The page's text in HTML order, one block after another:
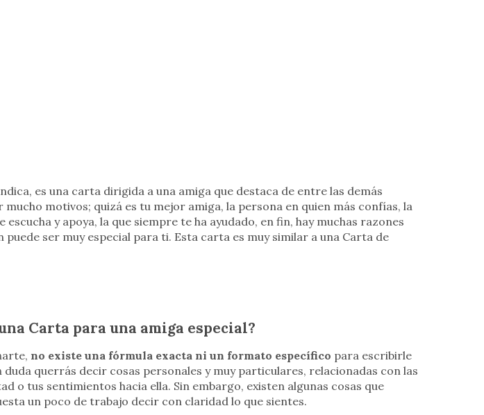
es una carta dirigida a una amiga que destaca de entre las demás
mucho motivos; quizá es tu mejor amiga, la persona en quien más confías, la
escucha y apoya, la que siempre te ha ayudado, en fin, hay muchas razones
puede ser muy especial para ti. Esta carta es muy similar a una Carta de
Carta para una amiga especial?
no existe una fórmula exacta ni un formato específico para escribirle
duda querrás decir cosas personales y muy particulares, relacionadas con las
o tus sentimientos hacia ella. Sin embargo, existen algunas cosas que
un poco de trabajo decir con claridad lo que sientes.